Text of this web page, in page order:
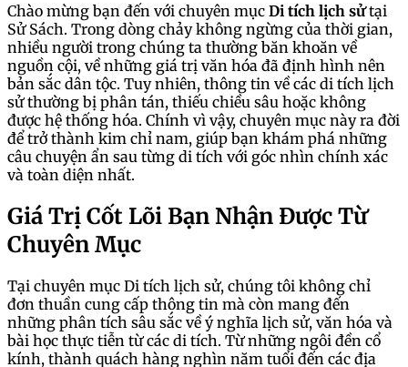
Chào mừng bạn đến với chuyên mục Di tích lịch sửtại
Sử Sách. Trong dòng chảy không ngừng của thời gian,
nhiều người trong chúng ta thường băn khoăn về
nguồn cội, về những giá trị văn hóa đã định hình nên
bản sắc dân tộc. Tuy nhiên, thông tin về các di tích lịch
sử thường bị phân tán, thiếu chiều sâu hoặc không
được hệ thống hóa. Chính vì vậy, chuyên mục này ra đời
để trở thành kim chỉ nam, giúp bạn khám phá những
câu chuyện ẩn sau từng di tích với góc nhìn chính xác
và toàn diện nhất.
Giá Trị Cốt Lõi Bạn Nhận Được Từ
Chuyên Mục
Tại chuyên mục Di tích lịch sử, chúng tôi không chỉ
đơn thuần cung cấp thông tin mà còn mang đến
những phân tích sâu sắc về ý nghĩa lịch sử, văn hóa và
bài học thực tiễn từ các di tích. Từ những ngôi đền cổ
kính, thành quách hàng nghìn năm tuổi đến các địa